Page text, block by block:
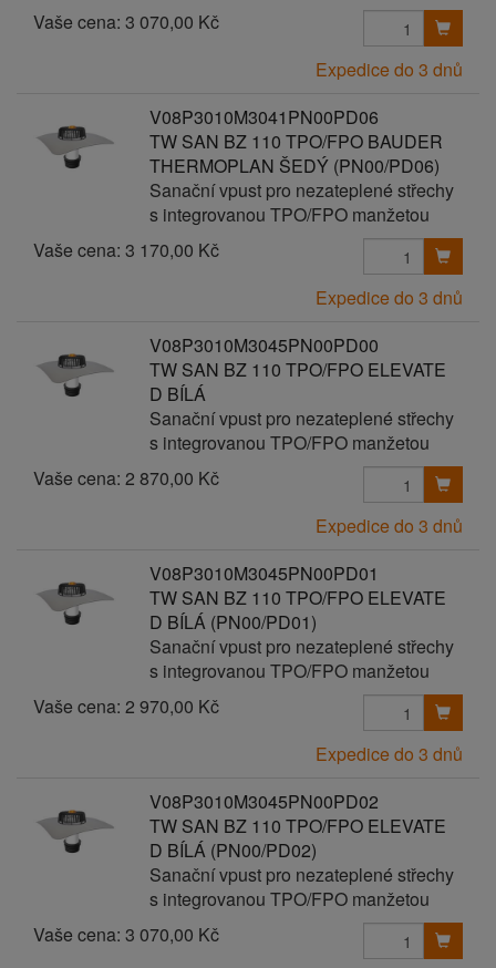
Vaše cena: 3 070,00 Kč
Expedice do 3 dnů
V08P3010M3041PN00PD06
TW SAN BZ 110 TPO/FPO BAUDER
THERMOPLAN ŠEDÝ (PN00/PD06)
Sanační vpust pro nezateplené střechy
s integrovanou TPO/FPO manžetou
Vaše cena: 3 170,00 Kč
Expedice do 3 dnů
V08P3010M3045PN00PD00
TW SAN BZ 110 TPO/FPO ELEVATE
D BÍLÁ
Sanační vpust pro nezateplené střechy
s integrovanou TPO/FPO manžetou
Vaše cena: 2 870,00 Kč
Expedice do 3 dnů
V08P3010M3045PN00PD01
TW SAN BZ 110 TPO/FPO ELEVATE
D BÍLÁ (PN00/PD01)
Sanační vpust pro nezateplené střechy
s integrovanou TPO/FPO manžetou
Vaše cena: 2 970,00 Kč
Expedice do 3 dnů
V08P3010M3045PN00PD02
TW SAN BZ 110 TPO/FPO ELEVATE
D BÍLÁ (PN00/PD02)
Sanační vpust pro nezateplené střechy
s integrovanou TPO/FPO manžetou
Vaše cena: 3 070,00 Kč